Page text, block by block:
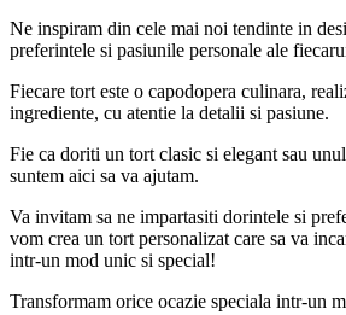
Ne inspiram din cele mai noi tendinte in
preferintele si pasiunile personale ale
Fiecare tort este o capodopera culinara,
ingrediente, cu atentie la detalii si pasiune.
Fie ca doriti un tort clasic si elegant sau
suntem aici sa va ajutam.
Va invitam sa ne impartasiti dorintele si
vom crea un tort personalizat care sa va
intr-un mod unic si special!
Transformam orice ocazie speciala intr-un